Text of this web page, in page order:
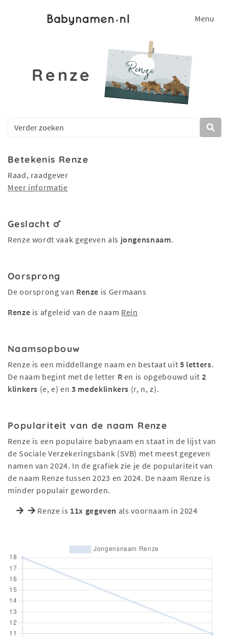
Menu
Renze
Betekenis Renze
Raad, raadgever
Meer informatie
Geslacht
Renze wordt vaak gegeven als jongensnaam.
Oorsprong
De oorsprong van Renze is Germaans
Renze is afgeleid van de naam Rein
Naamsopbouw
Renze is een middellange naam en bestaat uit 5 letters.
De naam begint met de letter R en is opgebouwd uit 2
klinkers (e, e) en3 medeklinkers (r, n, z).
Populariteit van de naam Renze
Renze is een populaire babynaam en staat in de lijst van
de Sociale Verzekeringsbank (SVB) met meest gegeven
namen van 2024. In de grafiek zie je de populariteit van
de naam Renze tussen 2023 en 2024. De naam Renze is
minder populair geworden.
Renze is 11x gegeven als voornaam in 2024